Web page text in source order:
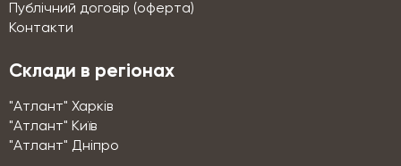
Публічний договір (оферта)
Контакти
Склади в регіонах
"Атлант" Харків
"Атлант" Київ
"Атлант" Дніпро